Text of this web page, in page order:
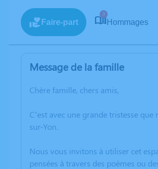
Faire-part
3
Hommages
Message de la famille
Chère famille, chers amis,
C’est avec une grande tristesse
sur-Yon.
Nous vous invitons à utiliser cet
pensées à travers des poèmes ou